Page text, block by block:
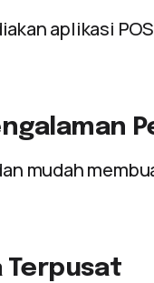
aplikasi
mudah
Terpusat